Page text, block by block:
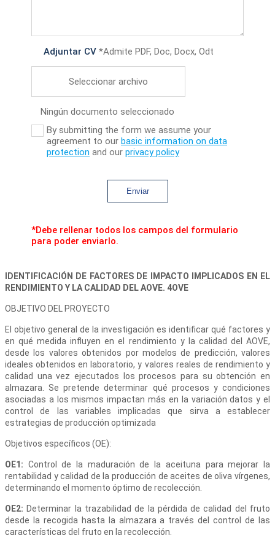
Adjuntar CV *Admite PDF, Doc, Docx, Odt
Seleccionar archivo
Ningún documento seleccionado
By submitting the form we assume your
agreement to our basic information on data
protection and our privacy policy
Enviar
*Debe rellenar todos los campos del formulario
para poder enviarlo.
IDENTIFICACIÓN DE FACTORES DE IMPACTO IMPLICADOS EN EL
RENDIMIENTO Y LA CALIDAD DEL AOVE. 4OVE
OBJETIVO DEL PROYECTO
El objetivo general de la investigación es identificar qué factores y
en qué medida influyen en el rendimiento y la calidad del AOVE,
desde los valores obtenidos por modelos de predicción, valores
ideales obtenidos en laboratorio, y valores reales de rendimiento y
calidad una vez ejecutados los procesos para su obtención en
almazara. Se pretende determinar qué procesos y condiciones
asociadas a los mismos impactan más en la variación datos y el
control de las variables implicadas que sirva a establecer
estrategias de producción optimizada
Objetivos específicos (OE):
OE1: Control de la maduración de la aceituna para mejorar la
rentabilidad y calidad de la producción de aceites de oliva vírgenes,
determinando el momento óptimo de recolección.
OE2: Determinar la trazabilidad de la pérdida de calidad del fruto
desde la recogida hasta la almazara a través del control de las
características del fruto en la recolección.